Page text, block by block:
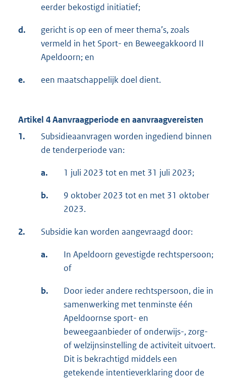
eerder bekostigd initiatief;
d.
gericht is op een of meer thema’s, zoals
vermeld in het Sport- en Beweegakkoord II
Apeldoorn; en
e. een maatschappelijk doel dient.
Artikel 4Aanvraagperiode en aanvraagvereisten
1.
Subsidieaanvragen worden ingediend binnen
de tenderperiode van:
a. 1 juli 2023 tot en met 31 juli 2023;
b.
9 oktober 2023 tot en met 31 oktober
2023.
2. Subsidie kan worden aangevraagd door:
a.
In Apeldoorn gevestigde rechtspersoon;
of
b.
Door ieder andere rechtspersoon, die in
samenwerking met tenminste één
Apeldoornse sport- en
beweegaanbieder of onderwijs-, zorg-
of welzijnsinstelling de activiteit uitvoert.
Dit is bekrachtigd middels een
getekende intentieverklaring door de